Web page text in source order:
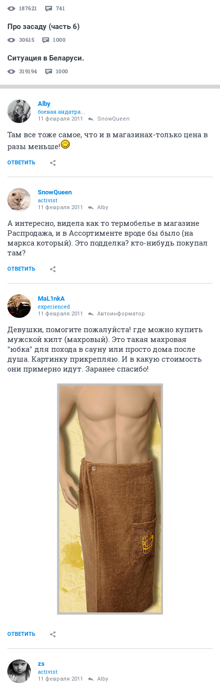
187621 741
Про засаду (часть 6)
30615 1000
Ситуация в Беларуси.
319194 1000
Alby
боевая андатра...
11 февраля 2011 SnowQueen
Там все тоже самое, что и в магазинах-только цена в
разы меньше!
ОТВЕТИТЬ
SnowQueen
activist
11 февраля 2011 Alby
А интересно, видела как то термобелье в магазине
Распродажа, и в Ассортименте вроде бы было (на
маркса который). Это подделка? кто-нибудь покупал
там?
ОТВЕТИТЬ
MaL1nkA
experienced
11 февраля 2011 Автоинформатор
Девушки, помогите пожалуйста! где можно купить
мужской килт (махровый). Это такая махровая
"юбка" для похода в сауну или просто дома после
душа. Картинку прикрепляю. И в какую стоимость
они примерно идут. Заранее спасибо!
ОТВЕТИТЬ
zs
activist
11 февраля 2011 Alby